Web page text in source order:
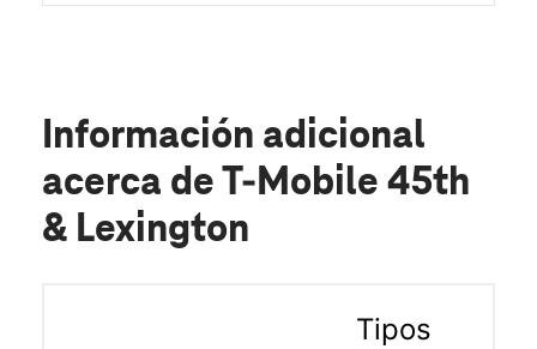
Información adicional
acerca de T-Mobile 45th
& Lexington
Tipos